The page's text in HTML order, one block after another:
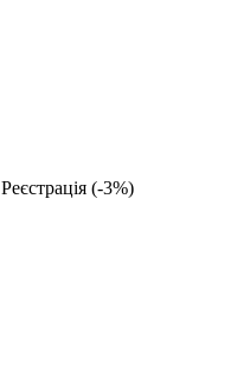
Реєстрація (-3%)